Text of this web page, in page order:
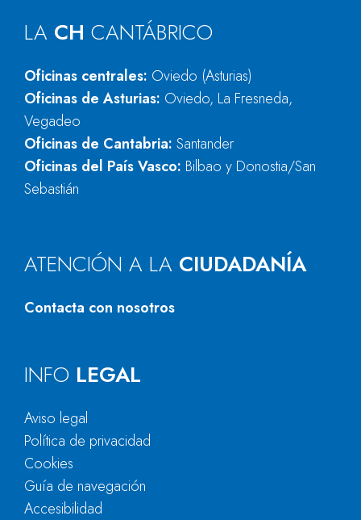
LA CH CANTÁBRICO
Oficinas centrales: Oviedo (Asturias)
Oficinas de Asturias: Oviedo, La Fresneda,
Vegadeo
Oficinas de Cantabria: Santander
Oficinas del País Vasco: Bilbao y Donostia/San
Sebastián
ATENCIÓN A LA CIUDADANÍA
Contacta con nosotros
INFO LEGAL
Aviso legal
Política de privacidad
Cookies
Guía de navegación
Accesibilidad